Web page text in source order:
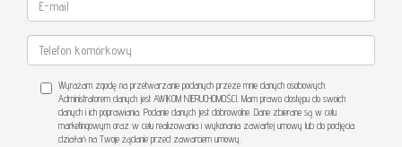
Wyrażam zgodę na przetwarzanie podanych przeze mnie danych osobowych.
Administratorem danych jest AWIKOM NIERUCHOMOŚCI. Mam prawo dostępu do swoich
danych i ich poprawiania. Podanie danych jest dobrowolne. Dane zbierane są w celu
marketingowym oraz w celu realizowania i wykonania zawartej umowy lub do podjęcia
działań na Twoje żądanie przed zawarciem umowy.